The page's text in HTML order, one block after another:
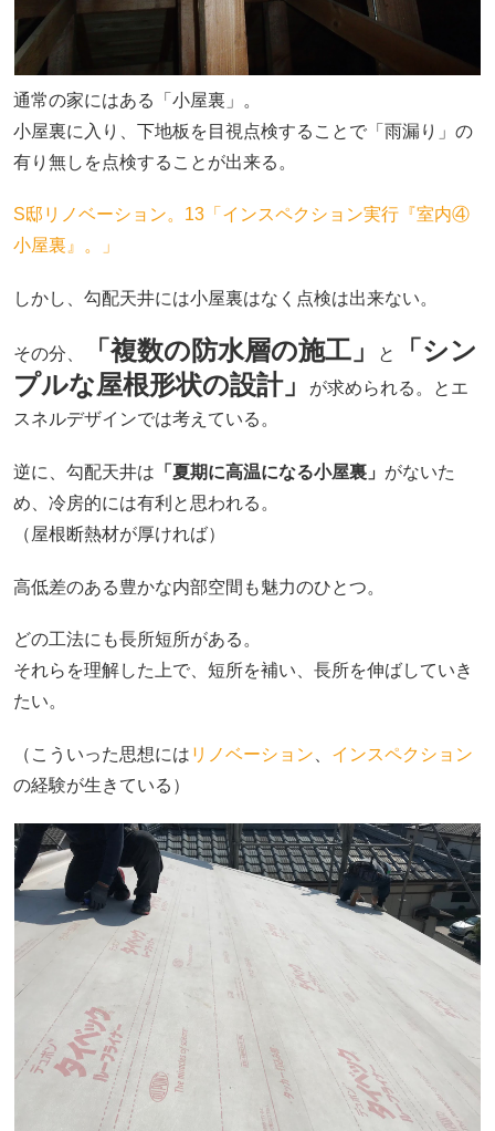
通常の家にはある「小屋裏」。
小屋裏に入り、下地板を目視点検することで「雨漏り」の
有り無しを点検することが出来る。
S邸リノベーション。13「インスペクション実行『室内④
小屋裏』。」
しかし、勾配天井には小屋裏はなく点検は出来ない。
その分、 「複数の防水層の施工」 と
「シン
プルな屋根形状の設計」
が求められる。とエ
スネルデザインでは考えている。
逆に、勾配天井は 「夏期に高温になる小屋裏」 がないた
め、冷房的には有利と思われる。
（屋根断熱材が厚ければ）
高低差のある豊かな内部空間も魅力のひとつ。
どの工法にも長所短所がある。
それらを理解した上で、短所を補い、長所を伸ばしていき
たい。
（こういった思想には リノベーション
インスペクション
の経験が生きている）